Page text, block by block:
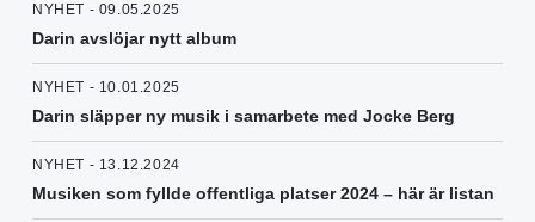
NYHET - 09.05.2025
Darin avslöjar nytt album
NYHET - 10.01.2025
Darin släpper ny musik i samarbete med Jocke Berg
NYHET - 13.12.2024
Musiken som fyllde offentliga platser 2024 – här är listan